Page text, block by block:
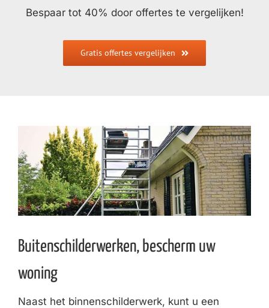
Bespaar tot 40% door offertes te vergelijken!
Gratis offertes vergelijken
Buitenschilderwerken, bescherm uw
woning
Naast het binnenschilderwerk, kunt u een